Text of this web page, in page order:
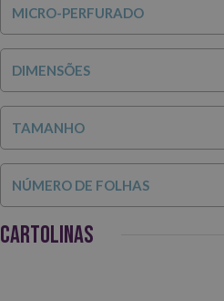
MICRO-PERFURADO
DIMENSÕES
TAMANHO
NÚMERO DE FOLHAS
CARTOLINAS